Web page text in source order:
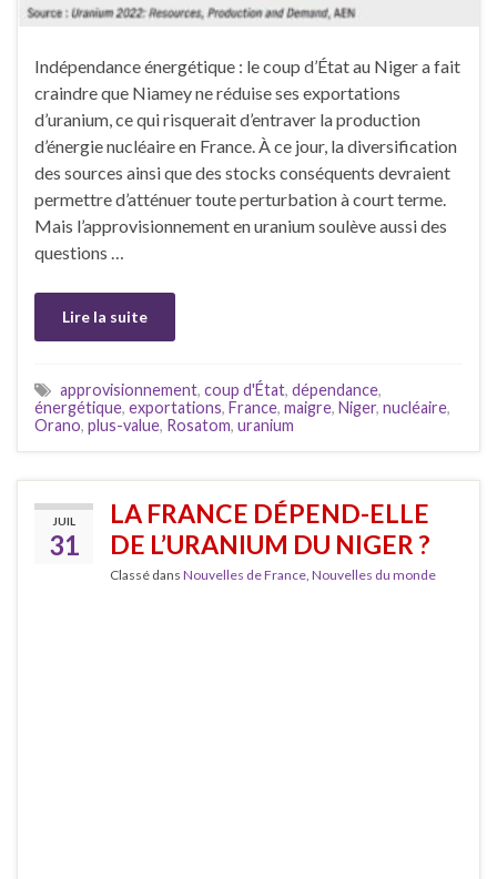
Indépendance énergétique : le coup d’État au Niger a fait
craindre que Niamey ne réduise ses exportations
d’uranium, ce qui risquerait d’entraver la production
d’énergie nucléaire en France. À ce jour, la diversification
des sources ainsi que des stocks conséquents devraient
permettre d’atténuer toute perturbation à court terme.
Mais l’approvisionnement en uranium soulève aussi des
questions …
Lire la suite
approvisionnement, coup d'État, dépendance,
énergétique, exportations, France, maigre, Niger, nucléaire,
Orano, plus-value, Rosatom, uranium
JUIL
31
LA FRANCE DÉPEND-ELLE
DE L’URANIUM DU NIGER ?
Classé dans Nouvelles de France Nouvelles du monde